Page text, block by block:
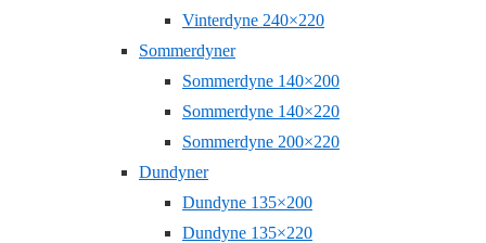
Vinterdyne 240×220
Sommerdyner
Sommerdyne 140×200
Sommerdyne 140×220
Sommerdyne 200×220
Dundyner
Dundyne 135×200
Dundyne 135×220